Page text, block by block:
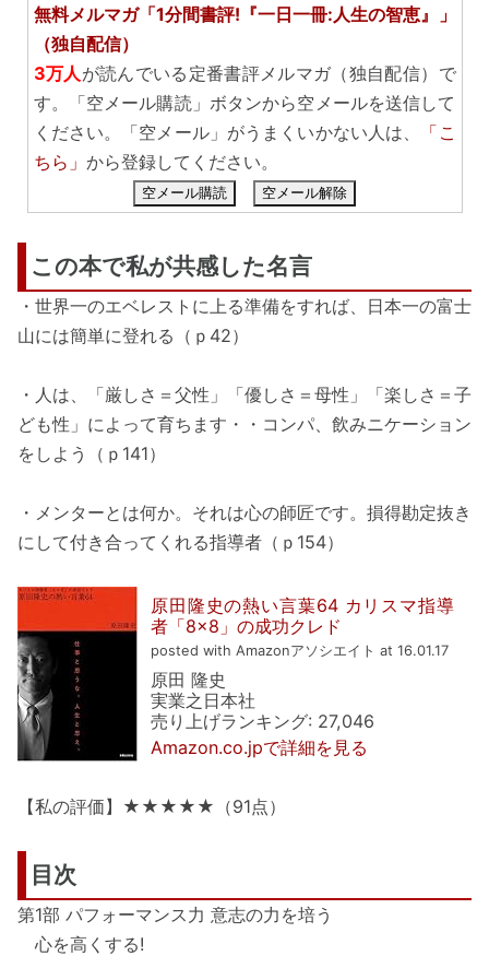
無料メルマガ「1分間書評!『一日一冊:人生の智恵』」
（独自配信）
3万人 が読んでいる定番書評メルマガ（独自配信）で
す。「空メール購読」ボタンから空メールを送信して
ください。「空メール」がうまくいかない人は、
「こ
ちら」 から登録してください。
空メール購読 空メール解除
この本で私が共感した名言
・世界一のエベレストに上る準備をすれば、日本一の富士
山には簡単に登れる（ｐ42）
・人は、「厳しさ＝父性」「優しさ＝母性」「楽しさ＝子
ども性」によって育ちます・・コンパ、飲みニケーション
をしよう（ｐ141）
・メンターとは何か。それは心の師匠です。損得勘定抜き
にして付き合ってくれる指導者（ｐ154）
原田隆史の熱い言葉64 カリスマ指導
者「8×8」の成功クレド
posted with Amazonアソシエイト at 16.01.17
原田 隆史
実業之日本社
売り上げランキング: 27,046
Amazon.co.jpで詳細を見る
【私の評価】★★★★★（91点）
目次
第1部 パフォーマンス力 意志の力を培う
心を高くする!